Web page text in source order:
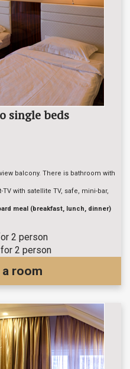
single beds
balcony. There is bathroom with
with satellite TV, safe, mini-bar,
meal (breakfast, lunch, dinner)
2 person
2 person
room